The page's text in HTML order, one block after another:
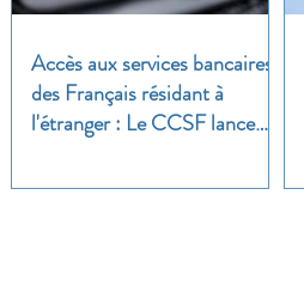
Accès aux services bancaires
des Français résidant à
l'étranger : Le CCSF lance